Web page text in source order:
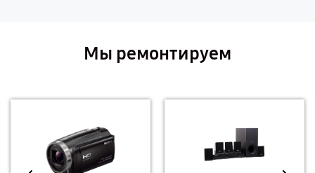
Мы ремонтируем